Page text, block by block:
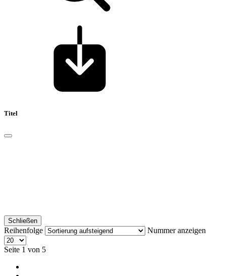
Titel
Schließen
Reihenfolge Nummer anzeigen
Seite 1 von 5